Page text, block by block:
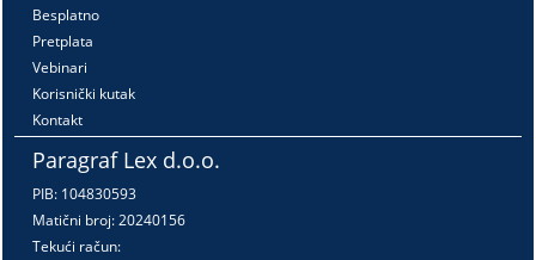
Besplatno
Pretplata
Vebinari
Korisnički kutak
Kontakt
Paragraf Lex d.o.o.
PIB: 104830593
Matični broj: 20240156
Tekući račun: